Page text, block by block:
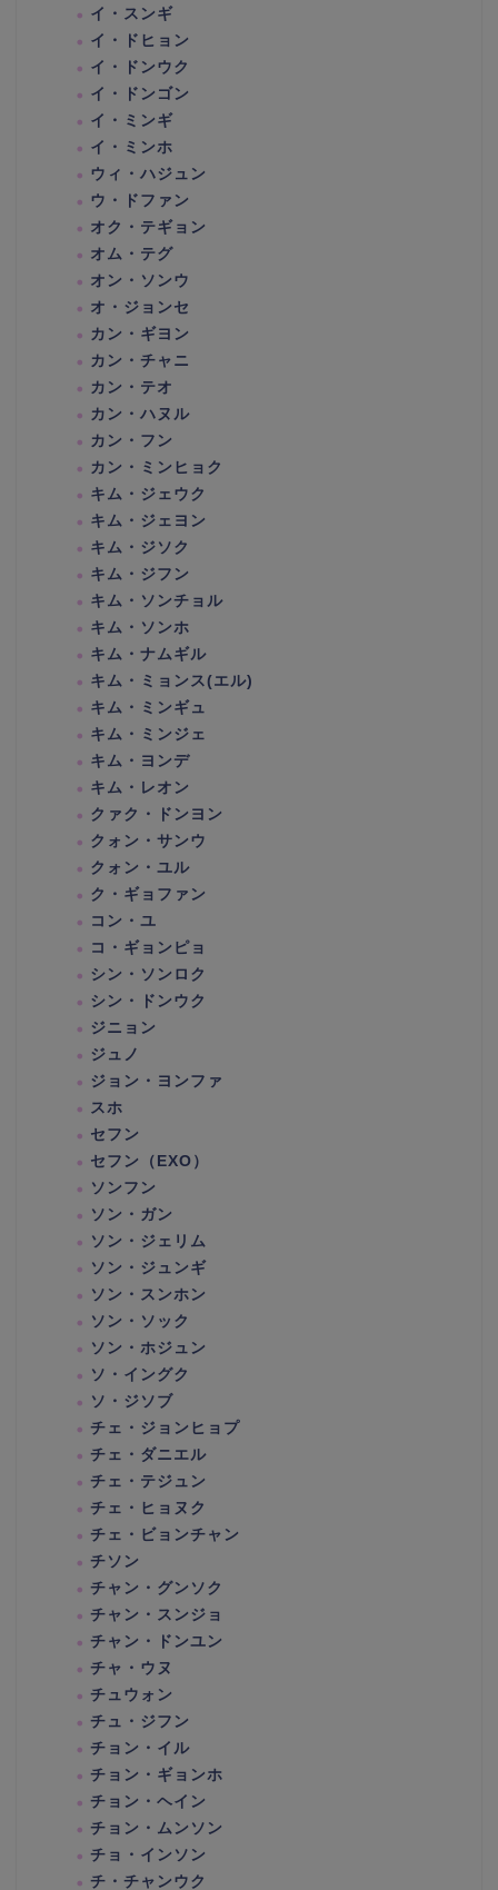
イ・スンギ
イ・ドヒョン
イ・ドンウク
イ・ドンゴン
イ・ミンギ
イ・ミンホ
ウィ・ハジュン
ウ・ドファン
オク・テギョン
オム・テグ
オン・ソンウ
オ・ジョンセ
カン・ギヨン
カン・チャニ
カン・テオ
カン・ハヌル
カン・フン
カン・ミンヒョク
キム・ジェウク
キム・ジェヨン
キム・ジソク
キム・ジフン
キム・ソンチョル
キム・ソンホ
キム・ナムギル
キム・ミョンス(エル)
キム・ミンギュ
キム・ミンジェ
キム・ヨンデ
キム・レオン
クァク・ドンヨン
クォン・サンウ
クォン・ユル
ク・ギョファン
コン・ユ
コ・ギョンピョ
シン・ソンロク
シン・ドンウク
ジニョン
ジュノ
ジョン・ヨンファ
スホ
セフン
セフン（EXO）
ソンフン
ソン・ガン
ソン・ジェリム
ソン・ジュンギ
ソン・スンホン
ソン・ソック
ソン・ホジュン
ソ・イングク
ソ・ジソブ
チェ・ジョンヒョプ
チェ・ダニエル
チェ・テジュン
チェ・ヒョヌク
チェ・ビョンチャン
チソン
チャン・グンソク
チャン・スンジョ
チャン・ドンユン
チャ・ウヌ
チュウォン
チュ・ジフン
チョン・イル
チョン・ギョンホ
チョン・ヘイン
チョン・ムンソン
チョ・インソン
チ・チャンウク